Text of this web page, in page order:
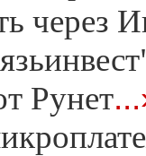
через
Рунет